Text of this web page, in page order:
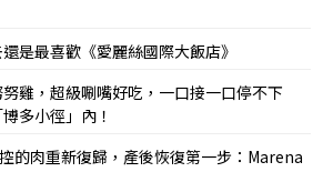
是最喜歡《愛麗絲國際大飯店》
雞，超級唰嘴好吃，一口接一口停不下
多小徑」內！
的肉重新復歸，產後恢復第一步：Marena